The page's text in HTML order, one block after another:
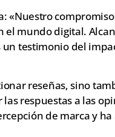
«Nuestro
mundo digital.
testimonio del
reseñas, sino
respuestas a las
de marca y